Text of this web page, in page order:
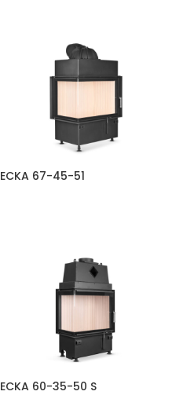
ECKA 67-45-51
ECKA 60-35-50 S